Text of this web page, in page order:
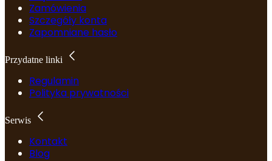
Zamówienia
Szczegóły konta
Zapomniane hasło
Przydatne linki
Regulamin
Polityka prywatności
Serwis
Kontakt
Blog